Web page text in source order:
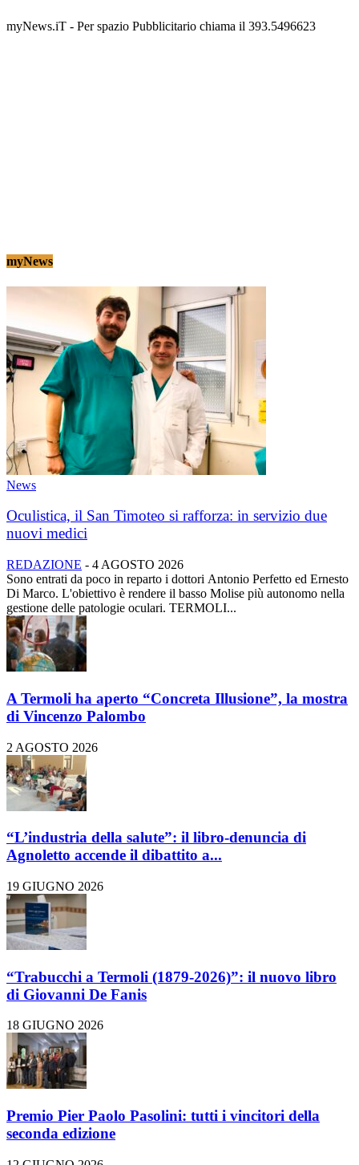
myNews.iT - Per spazio Pubblicitario chiama il 393.5496623
myNews
News
Oculistica, il San Timoteo si rafforza: in servizio due
nuovi medici
REDAZIONE - 4 AGOSTO 2026
Sono entrati da poco in reparto i dottori Antonio Perfetto ed Ernesto
Di Marco. L'obiettivo è rendere il basso Molise più autonomo nella
gestione delle patologie oculari. TERMOLI...
A Termoli ha aperto “Concreta Illusione”, la mostra
di Vincenzo Palombo
2 AGOSTO 2026
“L’industria della salute”: il libro-denuncia di
Agnoletto accende il dibattito a...
19 GIUGNO 2026
“Trabucchi a Termoli (1879-2026)”: il nuovo libro
di Giovanni De Fanis
18 GIUGNO 2026
Premio Pier Paolo Pasolini: tutti i vincitori della
seconda edizione